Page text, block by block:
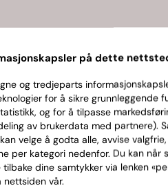
The
RCA
a-ha-True
499,-
Ikke på lager
på dette
og tredjeparts
for å sikre grunnleggende
og for å tilpasse
av brukerdata med partnere).
velge å godta alle, avvise
per kategori nedenfor. Du kan når
tilbake dine samtykker via lenken
nettsiden vår.